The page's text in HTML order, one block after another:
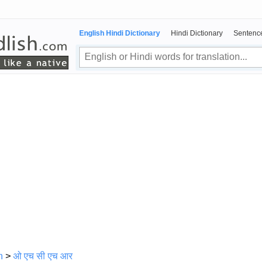
English Hindi Dictionary Hindi Dictionary
> ओ एच सी एच आर